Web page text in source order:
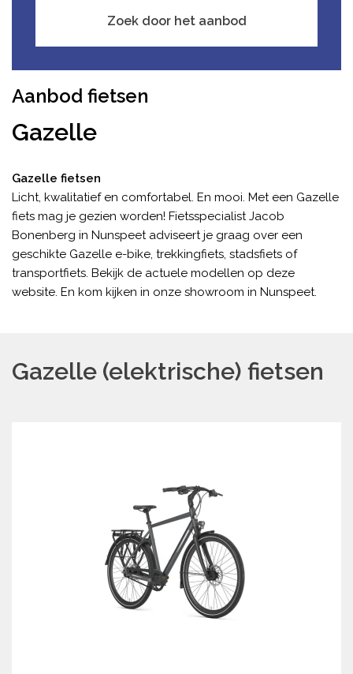
Aanbod fietsen
Gazelle
Gazelle fietsen
Licht, kwalitatief en comfortabel. En mooi. Met een Gazelle
fiets mag je gezien worden! Fietsspecialist Jacob
Bonenberg in Nunspeet adviseert je graag over een
geschikte Gazelle e-bike, trekkingfiets, stadsfiets of
transportfiets. Bekijk de actuele modellen op deze
website. En kom kijken in onze showroom in Nunspeet.
Zoek door het aanbod
Gazelle (elektrische) fietsen